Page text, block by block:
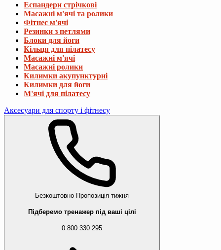
Еспандери стрічкові
Масажні м'ячі та ролики
Фітнес м'ячі
Резинки з петлями
Блоки для йоги
Кільця для пілатесу
Масажні м'ячі
Масажні ролики
Килимки акупунктурні
Килимки для йоги
М'ячі для пілатесу
Аксесуари для спорту і фітнесу
Безкоштовно Пропозиція тижня
Підберемо тренажер під ваші цілі
0 800 330 295